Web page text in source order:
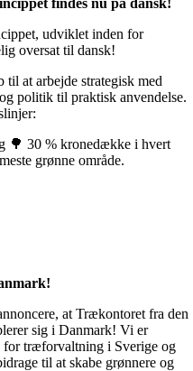
findes nu på dansk!
udviklet inden for
oversat til dansk!
til at arbejde strategisk med
politik til praktisk anvendelse.
🌳 30 % kronedække i hvert
grønne område.
at Trækontoret fra den
sig i Danmark! Vi er
for træforvaltning i Sverige og
til at skabe grønnere og